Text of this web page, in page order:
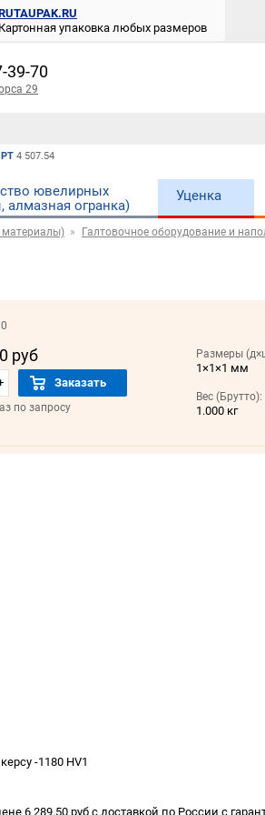
Картонная упаковка любых размеров
PT 4 507.54
39-70
29
ювелирных
огранка)
Уценка
материалы) Галтовочное оборудование и
руб
Заказать
по запросу
Размеры
1×1×1 мм
Вес (Брутто):
1.000 кг
-1180 HV1
6 289.50 руб с доставкой по России с